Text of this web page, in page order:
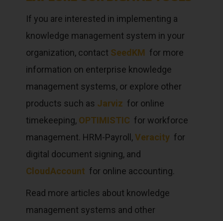
If you are interested in implementing a
knowledge management system in your
organization, contact SeedKM for more
information on enterprise knowledge
management systems, or explore other
products such as Jarviz for online
timekeeping, OPTIMISTIC for workforce
management. HRM-Payroll,Veracity for
digital document signing, and
CloudAccount for online accounting.
Read more articles about knowledge
management systems and other